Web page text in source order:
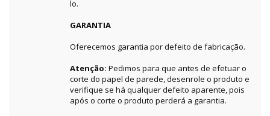
lo.
GARANTIA
Oferecemos garantia por defeito de fabricação.
Atenção: Pedimos para que antes de efetuar o
corte do papel de parede, desenrole o produto e
verifique se há qualquer defeito aparente, pois
após o corte o produto perderá a garantia.